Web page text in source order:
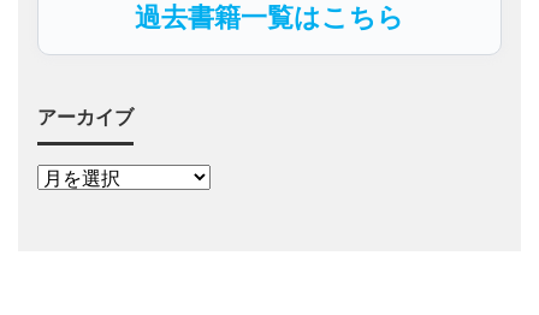
過去書籍一覧はこちら
アーカイブ